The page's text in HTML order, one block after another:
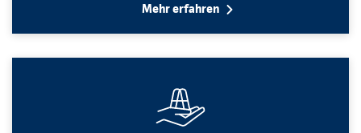
Mehr erfahren